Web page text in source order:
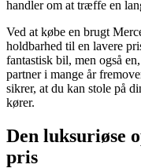
handler om at træffe en
Ved at købe en brugt
holdbarhed til en lavere
fantastisk bil, men også
partner i mange år
sikrer, at du kan stole på
kører.
Den luksuriøse
pris